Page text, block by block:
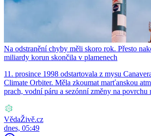
Na odstranění chyby měli skoro rok. Přesto
miliardy korun skončila v plamenech
11. prosince 1998 odstartovala z mysu
Climate Orbiter. Měla zkoumat marťanskou
prach, vodní páru a sezónní změny na povrchu
VědaŽivě.cz
dnes, 05:49